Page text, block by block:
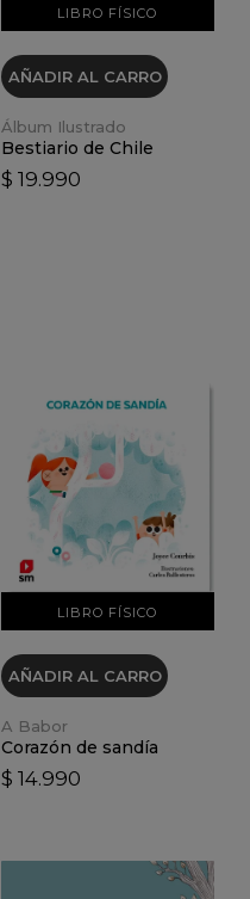
LIBRO FÍSICO
AÑADIR AL CARRO
Álbum Ilustrado
Bestiario de Chile
$ 19.990
LIBRO FÍSICO
VER DETALLES
AÑADIR AL CARRO
A Babor
Corazón de sandía
$ 14.990